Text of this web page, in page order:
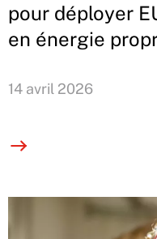
pour déployer
en énergie
14 avril 2026